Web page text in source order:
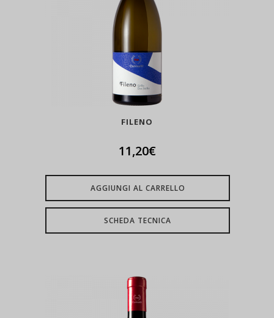
FILENO
11,20€
AGGIUNGI AL CARRELLO
SCHEDA TECNICA